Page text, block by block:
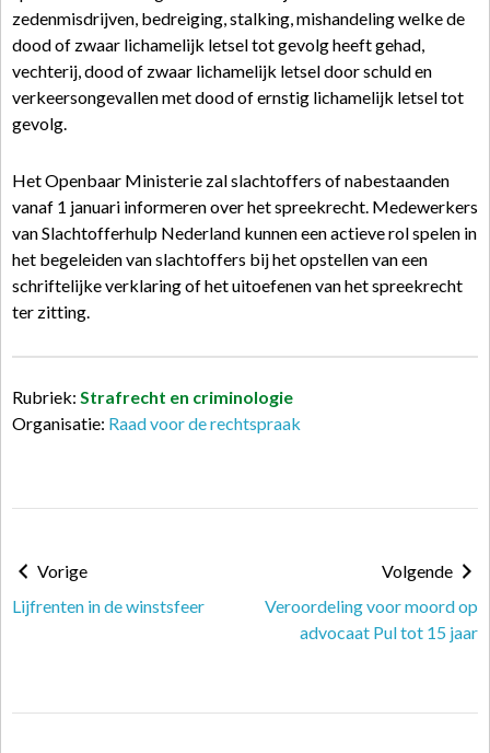
zedenmisdrijven, bedreiging, stalking, mishandeling welke de
dood of zwaar lichamelijk letsel tot gevolg heeft gehad,
vechterij, dood of zwaar lichamelijk letsel door schuld en
verkeersongevallen met dood of ernstig lichamelijk letsel tot
gevolg.
Het Openbaar Ministerie zal slachtoffers of nabestaanden
vanaf 1 januari informeren over het spreekrecht. Medewerkers
van Slachtofferhulp Nederland kunnen een actieve rol spelen in
het begeleiden van slachtoffers bij het opstellen van een
schriftelijke verklaring of het uitoefenen van het spreekrecht
ter zitting.
Rubriek: Strafrecht en criminologie
Organisatie: Raad voor de rechtspraak
Vorige
Lijfrenten in de winstsfeer
Volgende
Veroordeling voor moord op
advocaat Pul tot 15 jaar